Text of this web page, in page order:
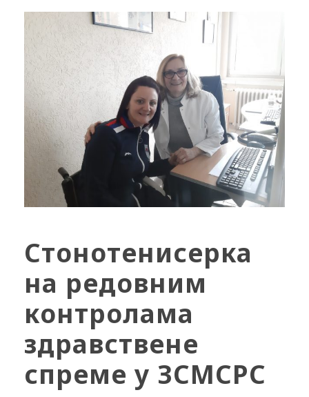
Стонотенисерка
на редовним
контролама
здравствене
спреме у ЗСМСРС